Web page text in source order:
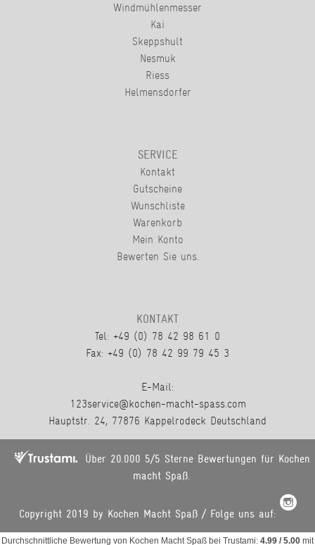
Windmühlenmesser
Kai
Skeppshult
Nesmuk
Riess
Helmensdorfer
SERVICE
Kontakt
Gutscheine
Wunschliste
Warenkorb
Mein Konto
Bewerten Sie uns.
KONTAKT
Tel: +49 (0) 78 42 98 61 0
Fax: +49 (0) 78 42 99 79 45 3
E-Mail:
123service@kochen-macht-spass.com
Hauptstr. 24, 77876 Kappelrodeck Deutschland
Über 20.000 5/5 Sterne Bewertungen für Kochen
macht Spaß.
Copyright 2019 by Kochen Macht Spaß / Folge uns auf:
Durchschnittliche Bewertung von Kochen Macht Spaß bei Trustami: 4.99 / 5.00 mit